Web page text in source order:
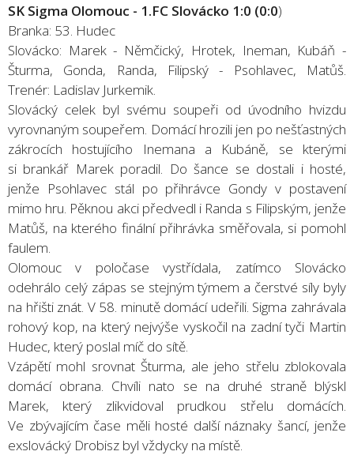
SK Sigma Olomouc - 1.FC Slovácko 1:0 (0:0)
Branka: 53. Hudec
Slovácko: Marek - Němčický, Hrotek, Ineman, Kubáň -
Šturma, Gonda, Randa, Filipský - Psohlavec, Matůš.
Trenér: Ladislav Jurkemik.
Slovácký celek byl svému soupeři od úvodního hvizdu
vyrovnaným soupeřem. Domácí hrozili jen po nešťastných
zákrocích hostujícího Inemana a Kubáně, se kterými
si brankář Marek poradil. Do šance se dostali i hosté,
jenže Psohlavec stál po přihrávce Gondy v postavení
mimo hru. Pěknou akci předvedl i Randa s Filipským, jenže
Matůš, na kterého finální přihrávka směřovala, si pomohl
faulem.
Olomouc v poločase vystřídala, zatímco Slovácko
odehrálo celý zápas se stejným týmem a čerstvé síly byly
na hřišti znát. V 58. minutě domácí udeřili. Sigma zahrávala
rohový kop, na který nejvýše vyskočil na zadní tyči Martin
Hudec, který poslal míč do sítě.
Vzápětí mohl srovnat Šturma, ale jeho střelu zblokovala
domácí obrana. Chvíli nato se na druhé straně blýskl
Marek, který zlikvidoval prudkou střelu domácích.
Ve zbývajícím čase měli hosté další náznaky šancí, jenže
exslovácký Drobisz byl vždycky na místě.